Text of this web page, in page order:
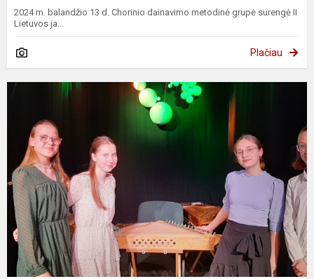
2024 m. balandžio 13 d. Chorinio dainavimo metodinė grupė surengė II
Lietuvos ja...
Plačiau